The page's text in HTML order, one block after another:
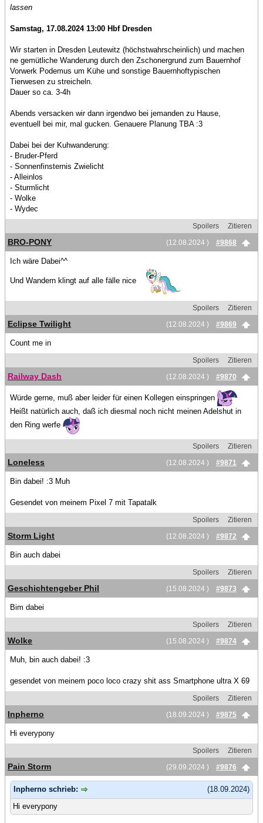
lassen
Samstag, 17.08.2024 13:00 Hbf Dresden
Wir starten in Dresden Leutewitz (höchstwahrscheinlich) und machen
ne gemütliche Wanderung durch den Zschonergrund zum Bauernhof
Vorwerk Podemus um Kühe und sonstige Bauernhoftypischen
Tierwesen zu streicheln.
Dauer so ca. 3-4h
Abends versacken wir dann irgendwo bei jemanden zu Hause,
eventuell bei mir, mal gucken. Genauere Planung TBA :3
Dabei bei der Kuhwanderung:
- Bruder-Pferd
- Sonnenfinsternis Zwielicht
- Alleinlos
- Sturmlicht
- Wolke
- Wydec
Spoilers
Zitieren
(12.08.2024 )
#9868
BRO-PONY
Ich wäre Dabei^^
Und Wandern klingt auf alle fälle nice
Spoilers
Zitieren
(12.08.2024 )
#9869
Eclipse Twilight
Count me in
Spoilers
Zitieren
(12.08.2024 )
#9870
Railway Dash
Würde gerne, muß aber leider für einen Kollegen einspringen
Heißt natürlich auch, daß ich diesmal noch nicht meinen Adelshut in
den Ring werfe
Spoilers
Zitieren
(12.08.2024 )
#9871
Loneless
Bin dabei! :3 Muh
Gesendet von meinem Pixel 7 mit Tapatalk
Spoilers
Zitieren
(12.08.2024 )
#9872
Storm Light
Bin auch dabei
Spoilers
Zitieren
(15.08.2024 )
#9873
Geschichtengeber Phil
Bim dabei
Spoilers
Zitieren
(15.08.2024 )
#9874
Wolke
Muh, bin auch dabei! :3
gesendet von meinem poco loco crazy shit ass Smartphone ultra X 69
Spoilers
Zitieren
(18.09.2024 )
#9875
Inpherno
Hi everypony
Spoilers
Zitieren
(29.09.2024 )
#9876
Pain Storm
(18.09.2024)
Inpherno schrieb:
Hi everypony